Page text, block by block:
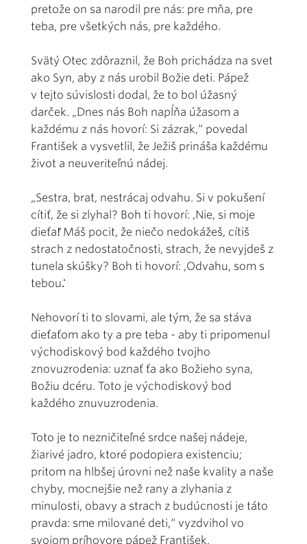
pretože on sa narodil pre nás: pre mňa, pre
teba, pre všetkých nás, pre každého.
Svätý Otec zdôraznil, že Boh prichádza na svet
ako Syn, aby z nás urobil Božie deti. Pápež
v tejto súvislosti dodal, že to bol úžasný
darček. „Dnes nás Boh napĺňa úžasom a
každému z nás hovorí: Si zázrak,“ povedal
František a vysvetlil, že Ježiš prináša každému
život a neuveriteľnú nádej.
„Sestra, brat, nestrácaj odvahu. Si v pokušení
cítiť, že si zlyhal? Boh ti hovorí: ,Nie, si moje
dieťa!̒ Máš pocit, že niečo nedokážeš, cítiš
strach z nedostatočnosti, strach, že nevyjdeš z
tunela skúšky? Boh ti hovorí: ,Odvahu, som s
tebou.̒
Nehovorí ti to slovami, ale tým, že sa stáva
dieťaťom ako ty a pre teba - aby ti pripomenul
východiskový bod každého tvojho
znovuzrodenia: uznať ťa ako Božieho syna,
Božiu dcéru. Toto je východiskový bod
každého znuvuzrodenia.
Toto je to nezničiteľné srdce našej nádeje,
žiarivé jadro, ktoré podopiera existenciu;
pritom na hlbšej úrovni než naše kvality a naše
chyby, mocnejšie než rany a zlyhania z
minulosti, obavy a strach z budúcnosti je táto
pravda: sme milované deti,“ vyzdvihol vo
svojom príhovore pápež František.